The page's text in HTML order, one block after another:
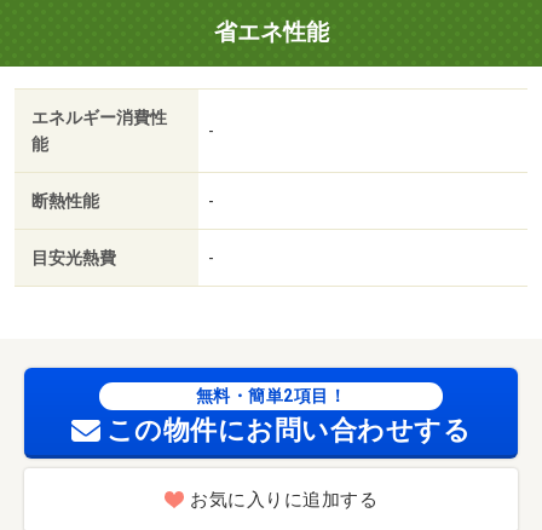
キッチン／南向き／角住戸／温水洗浄便座／脱衣所／洗面
所独立／駐輪場／宅配ボックス／敷金不要／対面式キッチ
ン／ペット相談／全居室洋室／ウォークインクロゼット／
保証人不要／単身者相談／二人入居相談／２４時間緊急通
報システム／カードキー／全居室フローリング／玄関ホー
下収納／２４時間換気システム／クロゼット２ヶ所／南面
リビング／浴室１坪以上／敷地内ごみ置き場／平面駐車場
／セキュリティ会社加入済／都市ガス／洗面所にドア／南
ーヒーロー牛久中央店（スーパー）まで１２０５ｍ／業務
スーパー 牛久店（スーパー）まで１５９５ｍ／セブンイ
レブン 牛久駅西店（コンビニ）まで７６０ｍ／ファミリ
ーマート 牛久駅前店（コンビニ）まで１２５５ｍ／ダイ
ソー 牛久ししこ店（その他）まで１４５１ｍ／ウエルシ
ア牛久猪子店（ドラッグストア）まで１５０４ｍ/賃貸戸
省エネ性能
エネルギー消費性
能
-
断熱性能 -
目安光熱費 -
無料・簡単2項目！
この物件にお問い合わせする
お気に入りに追加する